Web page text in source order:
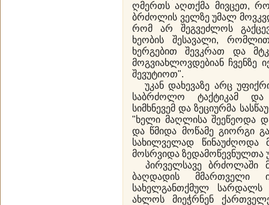
ღმერთს აღთქმა მივცეთ,
ბრძოლის ველზე უმალ
რომ არ შეგვეძლოს
ხეობის შესავალი,
ხერგებით შევკრათ და
მოგვიახლოვდებიან ჩვენზე
შევუტიოთ".
უკან დახევაზე არც
საბრძოლო ტაქტიკამ და
სიმხნევემ და ზეციურმა
"ხელი მაღლისა შეეწეოდა
და წმიდა მოწამე გიორგი
სახილველად წინაუძღოდა
მოსრვიდა
პირველსავე ბრძოლაში
ბაღდადის მმართველი
სახელგანთქმულ სარდალს
ახლოს მიეჭრნენ